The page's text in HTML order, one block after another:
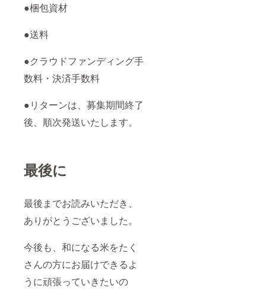
●梱包資材
●送料
●クラウドファンディング手
数料・決済手数料
●リターンは、募集期間終了
後、順次発送いたします。
最後に
最後までお読みいただき、
ありがとうございました。
今後も、和になる米をたく
さんの方にお届けできるよ
うに頑張っていきたいの